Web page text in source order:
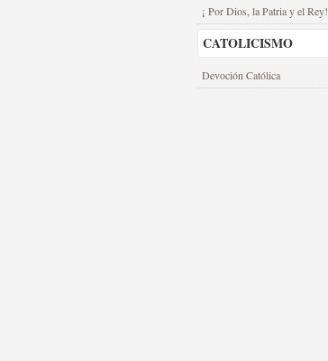
¡ Por Dios, la Patria y el Rey!
CATOLICISMO
Devoción Católica